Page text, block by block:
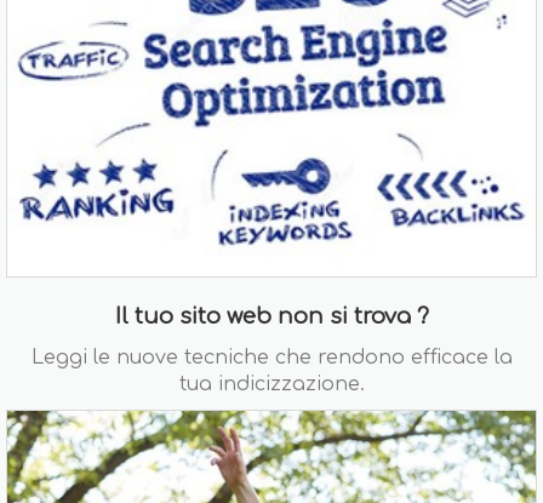
Il tuo sito web non si trova ?
Leggi le nuove tecniche che rendono efficace la
tua indicizzazione.